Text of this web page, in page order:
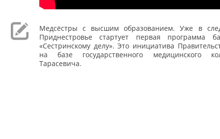
Медсёстры с высшим образованием. Уже в
Приднестровье стартует первая программа
«Сестринскому делу». Это инициатива
на базе государственного медицинского
Тарасевича.